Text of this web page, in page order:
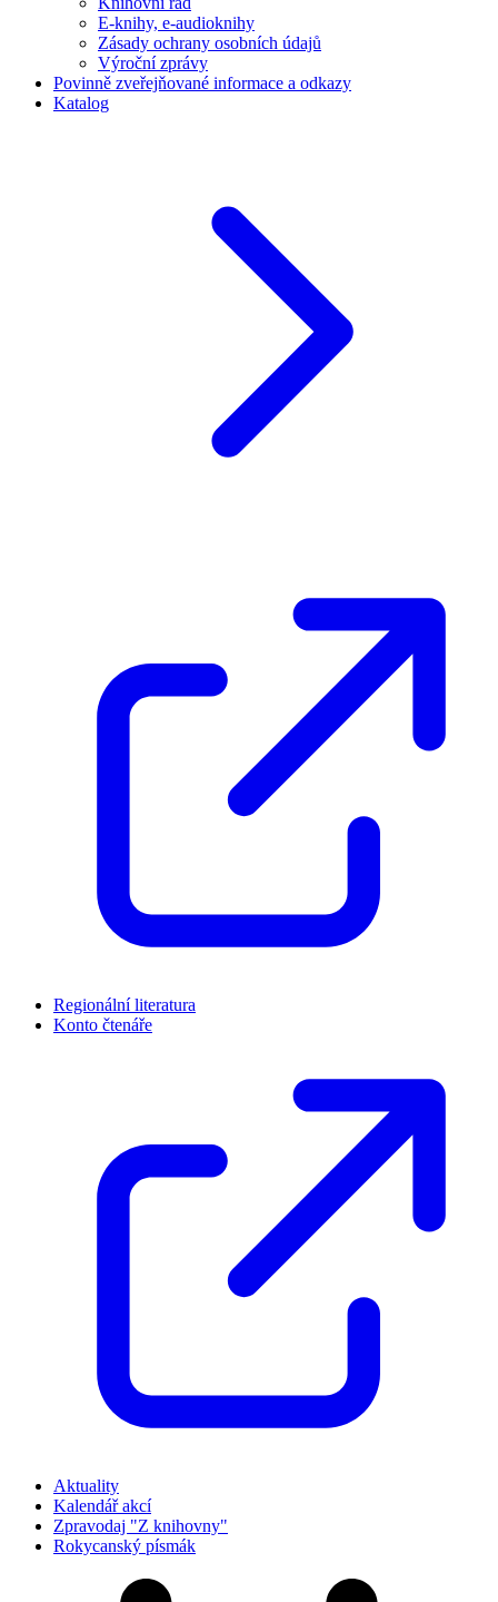
E-knihy, e-audioknihy
Zásady ochrany osobních údajů
Výroční zprávy
Povinně zveřejňované informace a odkazy
Katalog
Regionální literatura
Konto čtenáře
Aktuality
Kalendář akcí
Zpravodaj "Z knihovny"
Rokycanský písmák